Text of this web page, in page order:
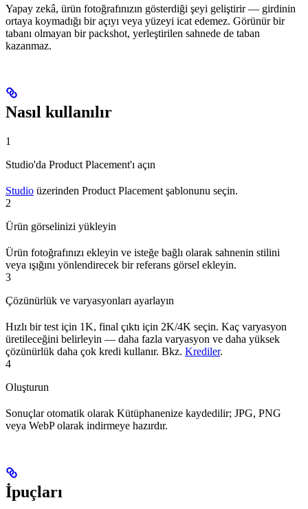
Yapay zekâ, ürün fotoğrafınızın gösterdiği şeyi geliştirir — girdinin
ortaya koymadığı bir açıyı veya yüzeyi icat edemez. Görünür bir
tabanı olmayan bir packshot, yerleştirilen sahnede de taban
kazanmaz.
Nasıl kullanılır
1
Studio'da Product Placement'ı açın
Studio üzerinden Product Placement şablonunu seçin.
2
Ürün görselinizi yükleyin
Ürün fotoğrafınızı ekleyin ve isteğe bağlı olarak sahnenin stilini
veya ışığını yönlendirecek bir referans görsel ekleyin.
3
Çözünürlük ve varyasyonları ayarlayın
Hızlı bir test için 1K, final çıktı için 2K/4K seçin. Kaç varyasyon
üretileceğini belirleyin — daha fazla varyasyon ve daha yüksek
çözünürlük daha çok kredi kullanır. Bkz. Krediler.
4
Oluşturun
Sonuçlar otomatik olarak Kütüphanenize kaydedilir; JPG, PNG
veya WebP olarak indirmeye hazırdır.
İpuçları